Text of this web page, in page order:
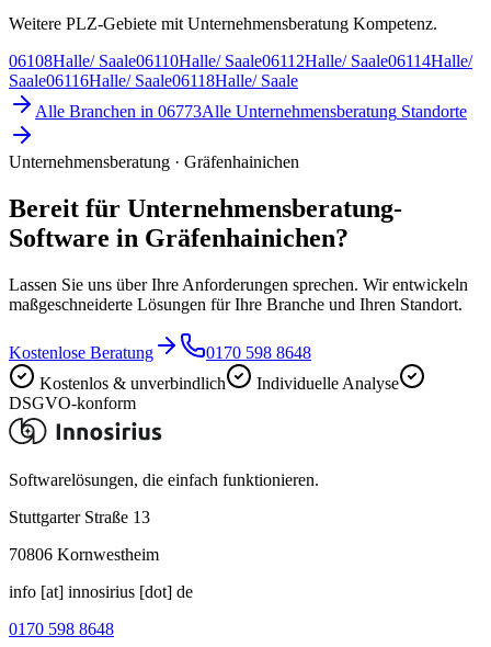
Weitere PLZ-Gebiete mit Unternehmensberatung Kompetenz.
06108Halle/ Saale06110Halle/ Saale06112Halle/ Saale06114Halle/
Saale06116Halle/ Saale06118Halle/ Saale
Alle Branchen in 06773Alle Unternehmensberatung Standorte
Unternehmensberatung · Gräfenhainichen
Bereit für Unternehmensberatung-
Software in Gräfenhainichen?
Lassen Sie uns über Ihre Anforderungen sprechen. Wir entwickeln
maßgeschneiderte Lösungen für Ihre Branche und Ihren Standort.
Kostenlose Beratung
0170 598 8648
Kostenlos & unverbindlich
Individuelle Analyse
DSGVO-konform
Softwarelösungen, die einfach funktionieren.
Stuttgarter Straße 13
70806 Kornwestheim
info [at] innosirius [dot] de
0170 598 8648